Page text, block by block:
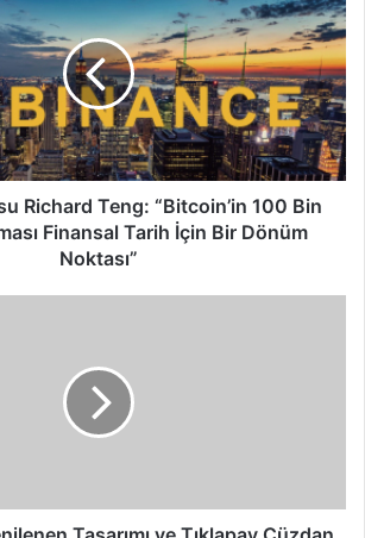
Richard Teng: “Bitcoin’in 100 Bin
Finansal Tarih İçin Bir Dönüm
Noktası”